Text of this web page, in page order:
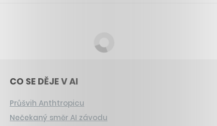
CO SE DĚJE V AI
Průšvih Anthtropicu
Nečekaný směr AI závodu